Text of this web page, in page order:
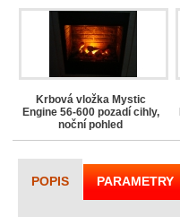
Krbová vložka Mystic
Engine 56-600 pozadí cihly,
noční pohled
POPIS PARAMETRY